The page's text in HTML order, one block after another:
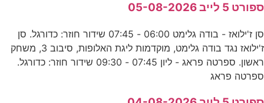
ספורט 5 לייב 05-08-2026
סן ז'ילואז - בודה גלימט 06:00 - 07:45 שידור חוזר: כדורגל. סן
ז'ילואז נגד בודה גלימט, מוקדמות ליגת האלופות, סיבוב 3, משחק
ראשון. ספרטה פראג - ליון 07:45 - 09:30 שידור חוזר: כדורגל.
ספרטה פראג